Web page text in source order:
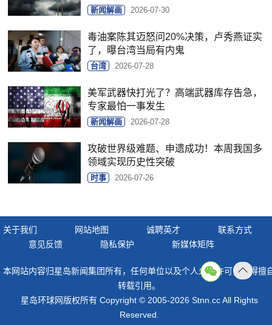
新闻解画 2026-07-30
毒油案陈其迈怒问20%决策，卢秀燕证实
了，曝台湾当局有内鬼
台湾 2026-07-28
美军武器快打光了？高端武器库存告急，
专家最怕一事发生
新闻解画 2026-07-28
攻破世界级难题、申遗成功！本周我国多
领域实现历史性突破
时事 2026-07-26
关于我们 网站地图 诚聘英才
联系方式
意见反馈
隐私保护 新媒体矩阵
本网站内容归星岛新闻集团所有，任何单位以及个人未经许可，不得擅
转载引用。
星岛环球网版权所有 Copyright © 2005-2026 Stnn.cc All Rights
Reserved.
顶部